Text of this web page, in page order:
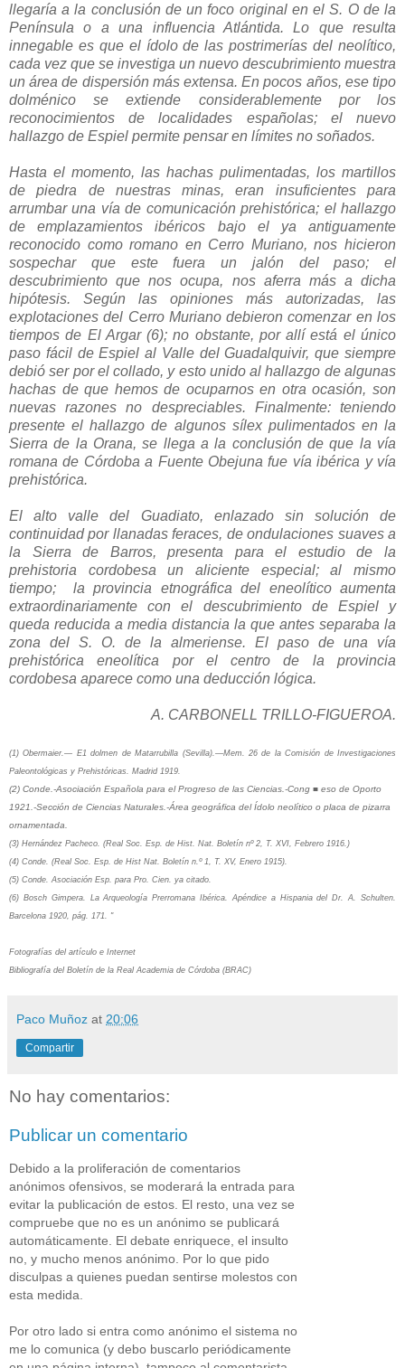
llegaría a la conclusión de un foco original en el S. O de la
Península o a una influencia Atlántida. Lo que resulta
innegable es que el ídolo de las postrimerías del neolítico,
cada vez que se investiga un nuevo descubrimiento muestra
un área de dispersión más extensa. En pocos años, ese tipo
dolménico se extiende considerablemente por los
reconocimientos de localidades españolas; el nuevo
hallazgo de Espiel permite pensar en límites no soñados.
Hasta el momento, las hachas pulimentadas, los martillos
de piedra de nuestras minas, eran insuficientes para
arrumbar una vía de comunicación prehistórica; el hallazgo
de emplazamientos ibéricos bajo el ya antiguamente
reconocido como romano en Cerro Muriano, nos hicieron
sospechar que este fuera un jalón del paso; el
descubrimiento que nos ocupa, nos aferra más a dicha
hipótesis. Según las opiniones más autorizadas, las
explotaciones del Cerro Muriano debieron comenzar en los
tiempos de El Argar (6); no obstante, por allí está el único
paso fácil de Espiel al Valle del Guadalquivir, que siempre
debió ser por el collado, y esto unido al hallazgo de algunas
hachas de que hemos de ocuparnos en otra ocasión, son
nuevas razones no despreciables. Finalmente: teniendo
presente el hallazgo de algunos sílex pulimentados en la
Sierra de la Orana, se llega a la conclusión de que la vía
romana de Córdoba a Fuente Obejuna fue vía ibérica y vía
prehistórica.
El alto valle del Guadiato, enlazado sin solución de
continuidad por llanadas feraces, de ondulaciones suaves a
la Sierra de Barros, presenta para el estudio de la
prehistoria cordobesa un aliciente especial; al mismo
tiempo;
la provincia etnográfica del eneolítico aumenta
extraordinariamente con el descubrimiento de Espiel y
queda reducida a media distancia la que antes separaba la
zona del S. O. de la almeriense. El paso de una vía
prehistórica eneolítica por el centro de la provincia
cordobesa aparece como una deducción lógica.
A. CARBONELL TRILLO-FIGUEROA.
(1) Obermaier.— E1 dolmen de Matarrubilla (Sevilla).—Mem. 26 de la Comisión de Investigaciones
Paleontológicas y Prehistóricas. Madrid 1919.
(2) Conde.-Asociación Española para el Progreso de las Ciencias.-Cong ■ eso de Oporto
1921.-Sección de Ciencias Naturales.-Área geográfica del Ídolo neolítico o placa de pizarra
ornamentada.
(3) Hernández Pacheco. (Real Soc. Esp. de Hist. Nat. Boletín nº 2, T. XVI, Febrero 1916.)
(4) Conde. (Real Soc. Esp. de Hist Nat. Boletín n.º 1, T. XV, Enero 1915).
(5) Conde. Asociación Esp. para Pro. Cien. ya citado.
(6) Bosch Gimpera. La Arqueología Prerromana Ibérica. Apéndice a Hispania del Dr. A. Schulten.
Barcelona 1920, pág. 171. "
Fotografías del artículo e Internet
Bibliografía del Boletín de la Real Academia de Córdoba (BRAC)
Paco Muñoz at 20:06
Compartir
No hay comentarios:
Publicar un comentario
Debido a la proliferación de comentarios
anónimos ofensivos, se moderará la entrada para
evitar la publicación de estos. El resto, una vez se
compruebe que no es un anónimo se publicará
automáticamente. El debate enriquece, el insulto
no, y mucho menos anónimo. Por lo que pido
disculpas a quienes puedan sentirse molestos con
esta medida.
Por otro lado si entra como anónimo el sistema no
me lo comunica (y debo buscarlo periódicamente